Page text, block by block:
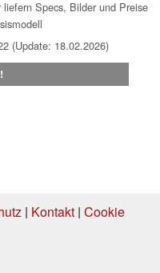
Specs, Bilder und Preise
(Update: 18.02.2026)
| Kontakt| Cookie